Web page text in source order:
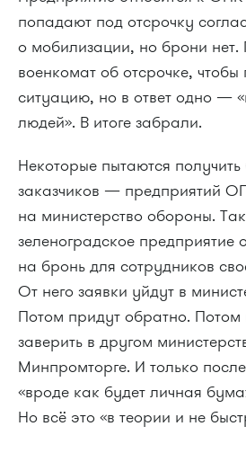
попадают под отсрочку
о мобилизации, но брони нет.
военкомат об отсрочке, чтобы
ситуацию, но в ответ одно —
людей». В итоге забрали.
Некоторые пытаются
заказчиков — предприятий
на министерство обороны.
зеленоградское предприятие
на бронь для сотрудников
От него заявки уйдут в
Потом придут обратно.
заверить в другом
Минпромторге. И только
«вроде как будет личная
Но всё это «в теории и не